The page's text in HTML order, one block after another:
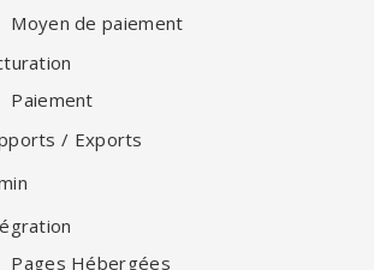
Moyen de paiement
Paiement
/ Exports
Pages Hébergées